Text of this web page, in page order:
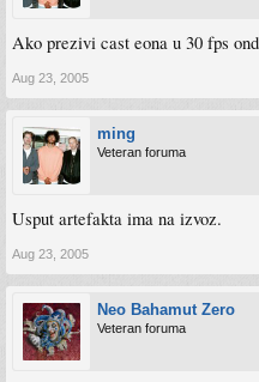
Ako prezivi cast eona u 30 fps
Aug 23, 2005
ming
Veteran foruma
Usput artefakta ima na izvoz.
Aug 23, 2005
Neo Bahamut Zero
Veteran foruma